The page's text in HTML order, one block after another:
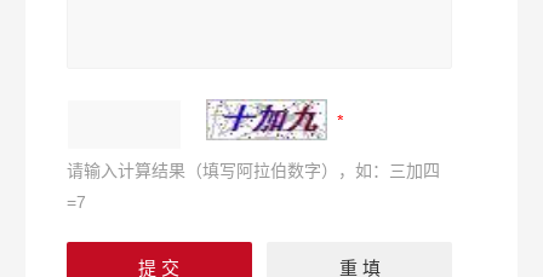
请输入计算结果（填写阿拉伯数字），如：三加四
=7